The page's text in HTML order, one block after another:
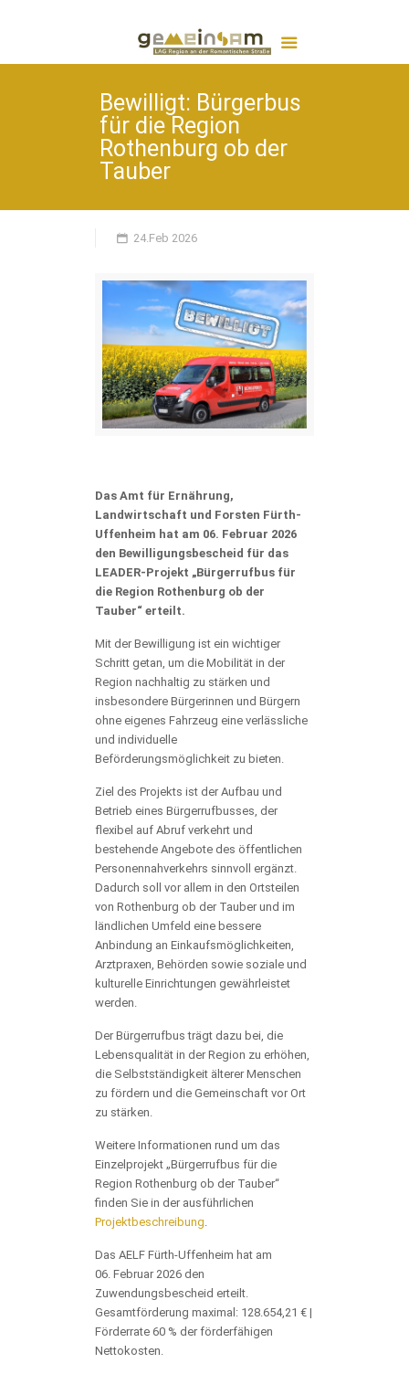
Bewilligt: Bürgerbus
für die Region
Rothenburg ob der
Tauber
24.Feb 2026
Das Amt für Ernährung,
Landwirtschaft und Forsten Fürth-
Uffenheim hat am 06. Februar 2026
den Bewilligungsbescheid für das
LEADER-Projekt „Bürgerrufbus für
die Region Rothenburg ob der
Tauber“ erteilt.
Mit der Bewilligung ist ein wichtiger
Schritt getan, um die Mobilität in der
Region nachhaltig zu stärken und
insbesondere Bürgerinnen und Bürgern
ohne eigenes Fahrzeug eine verlässliche
und individuelle
Beförderungsmöglichkeit zu bieten.
Ziel des Projekts ist der Aufbau und
Betrieb eines Bürgerrufbusses, der
flexibel auf Abruf verkehrt und
bestehende Angebote des öffentlichen
Personennahverkehrs sinnvoll ergänzt.
Dadurch soll vor allem in den Ortsteilen
von Rothenburg ob der Tauber und im
ländlichen Umfeld eine bessere
Anbindung an Einkaufsmöglichkeiten,
Arztpraxen, Behörden sowie soziale und
kulturelle Einrichtungen gewährleistet
werden.
Der Bürgerrufbus trägt dazu bei, die
Lebensqualität in der Region zu erhöhen,
die Selbstständigkeit älterer Menschen
zu fördern und die Gemeinschaft vor Ort
zu stärken.
Weitere Informationen rund um das
Einzelprojekt „Bürgerrufbus für die
Region Rothenburg ob der Tauber“
finden Sie in der ausführlichen
Projektbeschreibung.
Das AELF Fürth-Uffenheim hat am
06. Februar 2026 den
Zuwendungsbescheid erteilt.
Gesamtförderung maximal: 128.654,21 € |
Förderrate 60 % der förderfähigen
Nettokosten.